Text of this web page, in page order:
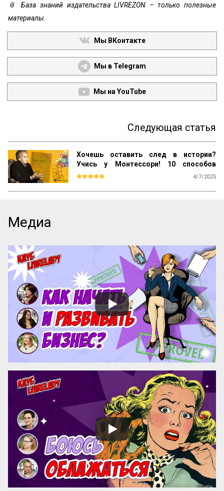
📎 База знаний издательства LIVREZON – только полезные
материалы.
Мы ВКонтакте
Мы в Telegram
Мы на YouTube
Следующая статья
Хочешь оставить след в истории?
Учись у Монтессори! 10 способов
сохранить наследие
4/7/2025
можно найти, изучив опыт Марии
Монтессори — педагога, который не
только разработал уникальную систему
воспитания, но и создал механизм её
сохранения и развития по всему миру.
Эти вопросы особенно актуальны для
женщин-новаторов, которые
разрабатывают авторские методики, но
сталкиваются с трудностями в их
продвижении и институ...
Медиа